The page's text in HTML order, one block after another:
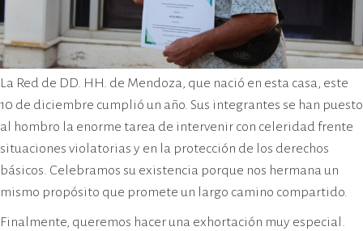
La Red de DD. HH. de Mendoza, que nació en esta casa, este
10 de diciembre cumplió un año. Sus integrantes se han puesto
al hombro la enorme tarea de intervenir con celeridad frente
situaciones violatorias y en la protección de los derechos
básicos. Celebramos su existencia porque nos hermana un
mismo propósito que promete un largo camino compartido.
Finalmente, queremos hacer una exhortación muy especial.